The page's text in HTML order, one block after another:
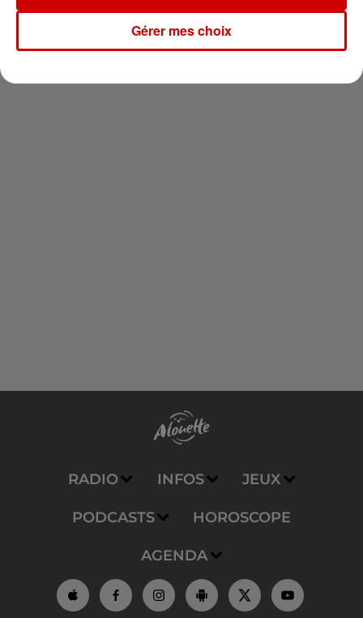
Newsletter
RADIO INFOS JEUX
PODCASTS HOROSCOPE
AGENDA
Gérer mes choix